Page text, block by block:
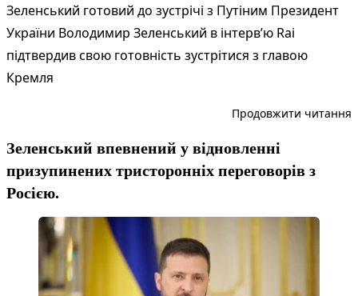
Зеленський готовий до зустрічі з Путіним Президент
України Володимир Зеленський в інтерв’ю Rai
підтвердив свою готовність зустрітися з главою
Кремля
Продовжити читання
Зеленський впевнений у відновленні
призупинених тристоронніх переговорів з
Росією.